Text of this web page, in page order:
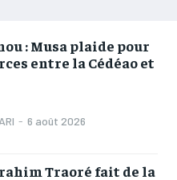
: Musa plaide pour
entre la Cédéao et
- 6 août 2026
Traoré fait de la